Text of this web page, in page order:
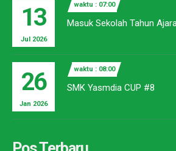
13
Jul 2026
waktu : 07:00
Masuk Sekolah Tahun
26
Jan 2026
waktu : 08:00
SMK Yasmdia CUP #8